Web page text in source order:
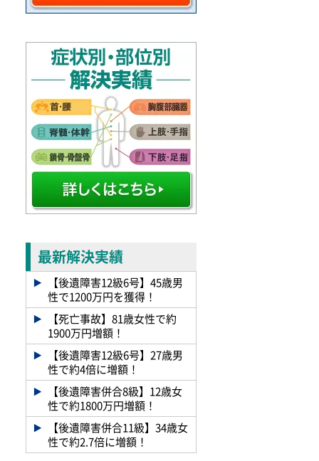
最新解決実績
【後遺障害12級6号】45歳男
性で1200万円を獲得！
【死亡事故】81歳女性で約
1900万円増額！
【後遺障害12級6号】27歳男
性で約4倍に増額！
【後遺障害併合8級】12歳女
性で約1800万円増額！
【後遺障害併合11級】34歳女
性で約2.7倍に増額！